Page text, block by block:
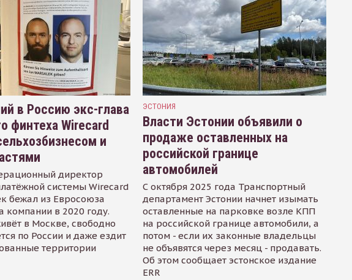
в Россию экс-глава
финтеха Wirecard
и
директор
системы Wirecard
бежал из Евросоюза
компании в 2020 году.
в Москве, свободно
по России и даже ездит
территории
ЭСТОНИЯ
Власти Эстонии объявили о
продаже оставленных на
российской границе
автомобилей
С октября 2025 года Транспортный
департамент Эстонии начнет изымать
оставленные на парковке возле КПП
на российской границе автомобили, а
потом - если их законные владельцы
не объявятся через месяц - продавать.
Об этом сообщает эстонское издание
ERR